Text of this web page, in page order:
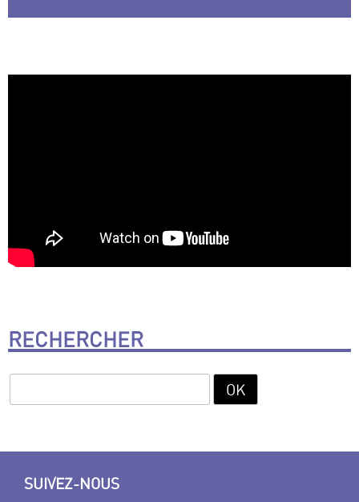
RECHERCHER
SUIVEZ-NOUS